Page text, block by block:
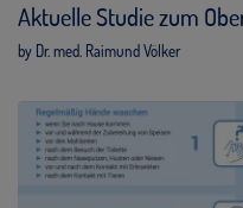
Aktuelle Studie zum
by Dr. med. Raimund Völker